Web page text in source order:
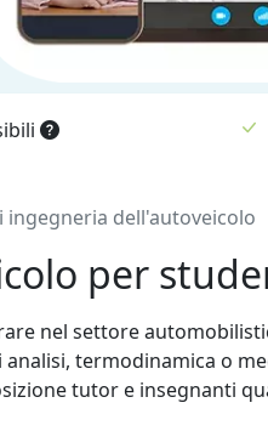
ingegneria dell'autoveicolo
per
nel settore
termodinamica o
tutor e insegnanti